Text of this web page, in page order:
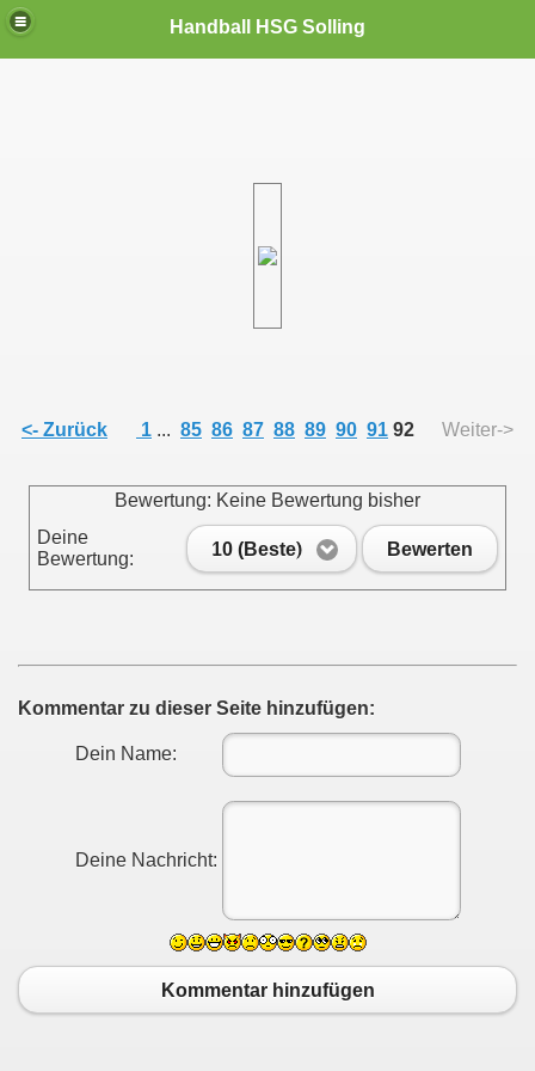
Handball HSG Solling
<- Zurück 1 ... 85 86 87 88 89 90 91 92 Weiter->
Bewertung: Keine Bewertung bisher
Deine
Bewertung:
10 (Beste) Bewerten
Kommentar zu dieser Seite hinzufügen:
Dein Name:
Deine Nachricht:
Kommentar hinzufügen